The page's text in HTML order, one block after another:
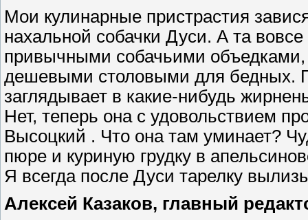
Мои кулинарные пристрастия
нахальной собачки Дуси. А та
привычными собачьими
дешевыми столовыми для бедных.
заглядывает в какие-нибудь
Нет, теперь она с удовольствием
Высоцкий . Что она там уминает?
пюре и куриную грудку в
Я всегда после Дуси тарелку
Алексей Казаков, главный